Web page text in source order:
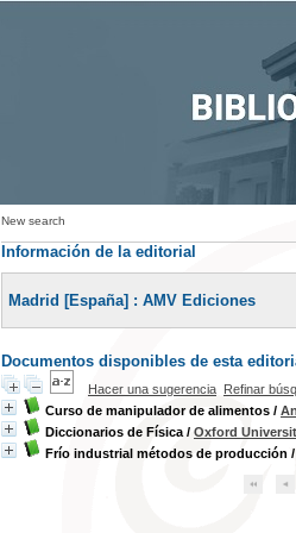
New search
Información de la editorial
Madrid [España] : AMV Ediciones
Documentos disponibles de esta
Hacer una sugerencia Refinar
Curso de manipulador de alimentos /
Diccionarios de Física / Oxford
Frío industrial métodos de producción